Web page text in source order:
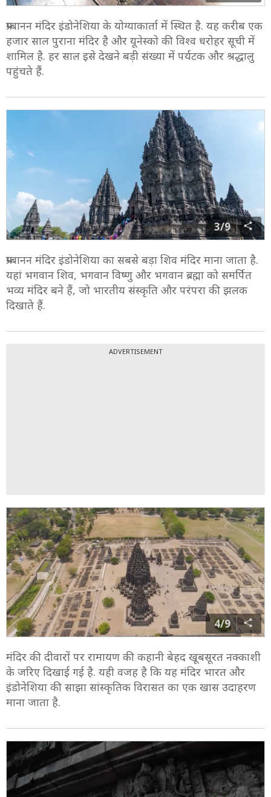
प्रम्बानन मंदिर इंडोनेशिया के योग्याकार्ता में स्थित है. यह करीब एक
हजार साल पुराना मंदिर है और यूनेस्को की विश्व धरोहर सूची में
शामिल है. हर साल इसे देखने बड़ी संख्या में पर्यटक और श्रद्धालु
पहुंचते हैं.
3/9
प्रम्बानन मंदिर इंडोनेशिया का सबसे बड़ा शिव मंदिर माना जाता है.
यहां भगवान शिव, भगवान विष्णु और भगवान ब्रह्मा को समर्पित
भव्य मंदिर बने हैं, जो भारतीय संस्कृति और परंपरा की झलक
दिखाते हैं.
ADVERTISEMENT
4/9
मंदिर की दीवारों पर रामायण की कहानी बेहद खूबसूरत नक्काशी
के जरिए दिखाई गई है. यही वजह है कि यह मंदिर भारत और
इंडोनेशिया की साझा सांस्कृतिक विरासत का एक खास उदाहरण
माना जाता है.